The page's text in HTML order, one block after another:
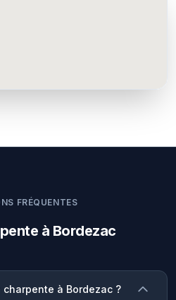
FRÉQUENTES
à Bordezac
à Bordezac ?